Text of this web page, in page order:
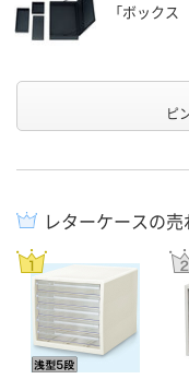
「ボック
ピ
レターケースの